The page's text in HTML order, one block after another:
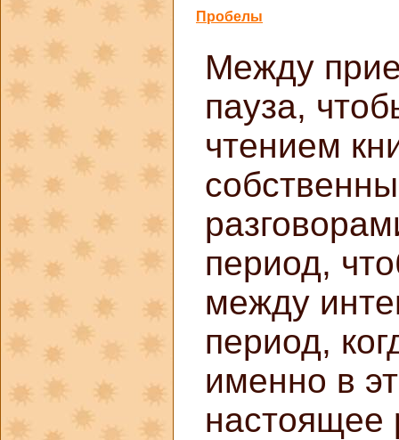
Пробелы
Между
пауза,
чтением
период,
между
период,
именно в
настоящее